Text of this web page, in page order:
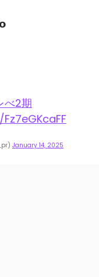
べ2期
January 14, 2025